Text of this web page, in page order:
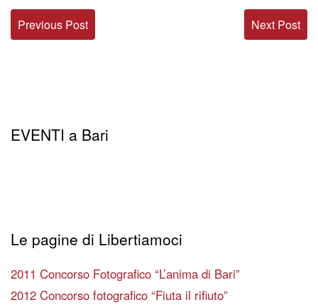
Next Post
Previous Post
EVENTI a Bari
Le pagine di Libertiamoci
2011 Concorso Fotografico “L’anima di Bari”
2012 Concorso fotografico “Fiuta il rifiuto”